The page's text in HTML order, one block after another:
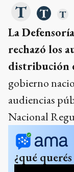
La
rechazó los
distribución
gobierno
audiencias
Nacional
¿qué